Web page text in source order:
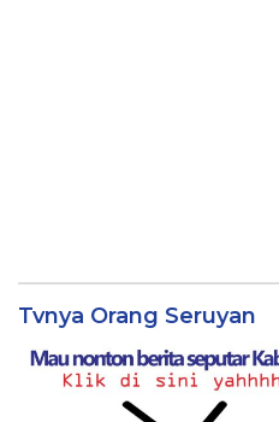
Tvnya Orang Seruyan